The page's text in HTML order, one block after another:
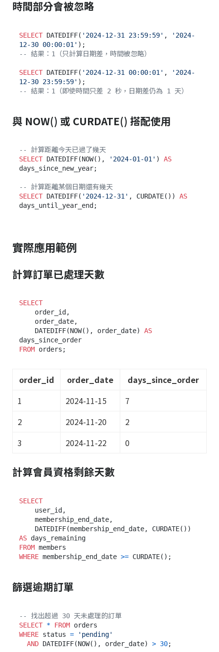
時間部分會被忽略
SELECT DATEDIFF( '2024-12-31 23:59:59' ,
'2024-
12-30 00:00:01'
-- 結果：1（只計算日期差，時間被忽略）
SELECT DATEDIFF( '2024-12-31 00:00:01' ,
'2024-
12-30 23:59:59'
-- 結果：1（即使時間只差 2 秒，日期差仍為 1 天）
與 NOW() 或 CURDATE() 搭配使用
-- 計算距離今天已過了幾天
SELECT DATEDIFF(NOW(), '2024-01-01' ) AS
days_since_new_year;
-- 計算距離某個日期還有幾天
SELECT DATEDIFF( '2024-12-31' , CURDATE()) AS
實際應用範例
計算訂單已處理天數
SELECT
    DATEDIFF(NOW(), order_date)
AS
FROM
order_id order_date
days_since_order
1
2024-11-15
7
2
2024-11-20
2
3
2024-11-22 0
計算會員資格剩餘天數
SELECT
AS
FROM
WHERE membership_end_date >=
篩選逾期訂單
-- 找出超過 30 天未處理的訂單
SELECT * FROM
WHERE status =
'pending'
AND DATEDIFF(NOW(), order_date) > 30